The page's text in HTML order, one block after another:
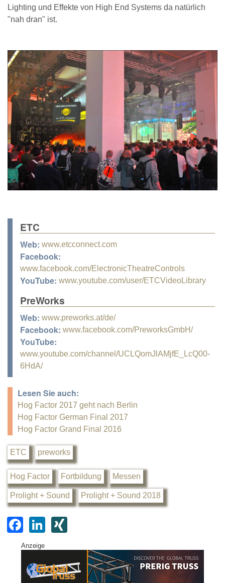
Lighting und Effekte von High End Systems da natürlich
"nah dran" ist.
ETC
Web: www.etcconnect.com
Facebook:
www.facebook.com/ElectronicTheatreControls
YouTube: www.youtube.com/user/ETCVideoLibrary
PreWorks
Web: www.preworks.at/de/
Facebook: www.facebook.com/PreworksGmbH/
YouTube:
www.youtube.com/channel/UCLQomJlAMjfE_LcQ00-
6HdA/
Lesen Sie auch:
Hog Factor 2017 geht nach Berlin
Hog Factor German Final 2017
Hog Factor Grand Final 2016
ETC preworks
Hog Factor Fortbildung Messen
Prolight + Sound Prolight + Sound 2018
F
a
c
e
Li
k
e
G
Anzeige